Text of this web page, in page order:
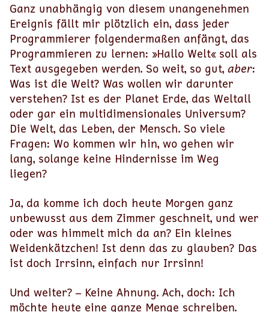
Ganz unabhängig von diesem unangenehmen
Ereignis fällt mir plötzlich ein, dass jeder
Programmierer folgendermaßen anfängt, das
Programmieren zu lernen: »Hallo Welt« soll als
Text ausgegeben werden. So weit, so gut, aber:
Was ist die Welt? Was wollen wir darunter
verstehen? Ist es der Planet Erde, das Weltall
oder gar ein multidimensionales Universum?
Die Welt, das Leben, der Mensch. So viele
Fragen: Wo kommen wir hin, wo gehen wir
lang, solange keine Hindernisse im Weg
liegen?
Ja, da komme ich doch heute Morgen ganz
unbewusst aus dem Zimmer geschneit, und wer
oder was himmelt mich da an? Ein kleines
Weidenkätzchen! Ist denn das zu glauben? Das
ist doch Irrsinn, einfach nur Irrsinn!
Und weiter? – Keine Ahnung. Ach, doch: Ich
möchte heute eine ganze Menge schreiben.